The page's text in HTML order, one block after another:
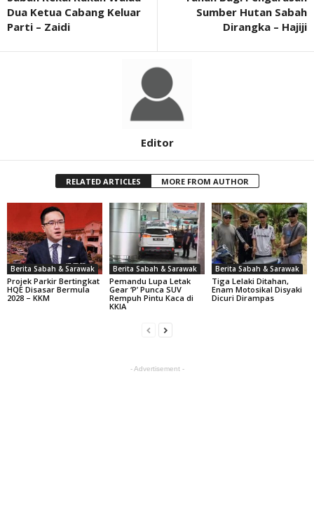
Dua Ketua Cabang Keluar
Parti – Zaidi
Sumber Hutan Sabah
Dirangka – Hajiji
Editor
RELATED ARTICLES MORE FROM AUTHOR
Berita Sabah & Sarawak
Projek Parkir Bertingkat
HQE Disasar Bermula
2028 – KKM
Berita Sabah & Sarawak
Pemandu Lupa Letak
Gear ‘P’ Punca SUV
Rempuh Pintu Kaca di
KKIA
Berita Sabah & Sarawak
Tiga Lelaki Ditahan,
Enam Motosikal Disyaki
Dicuri Dirampas
- Advertisement -